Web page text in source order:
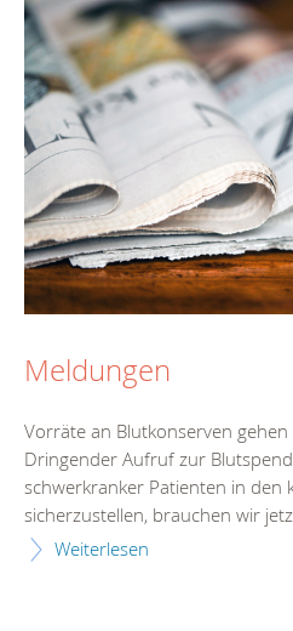
Meldungen
Vorräte an Blutkonserven
Dringender Aufruf zur
schwerkranker Patienten in den
sicherzustellen, brauchen wir
Weiterlesen